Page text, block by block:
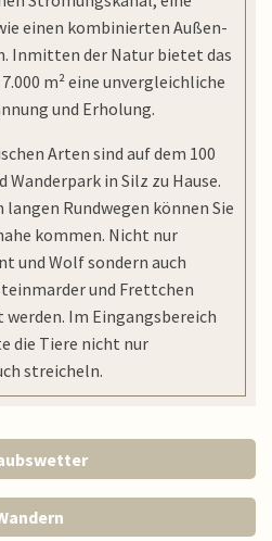
einen kombinierten Außen-
Inmitten der Natur bietet das
m² eine unvergleichliche
und Erholung.
Arten sind auf dem 100
in Silz zu Hause.
Rundwegen können Sie
kommen. Nicht nur
und Wolf sondern auch
und Frettchen
Im Eingangsbereich
die Tiere nicht nur
streicheln.